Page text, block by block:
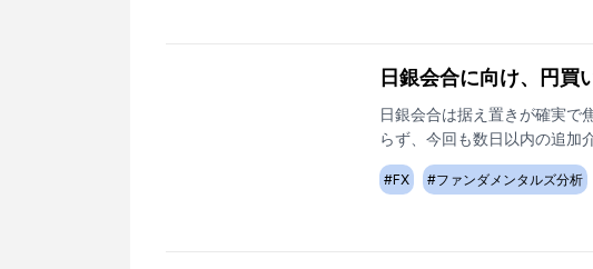
日銀会合に向け、円買
日銀会合は据え置きが確実で
らず、今回も数日以内の追加
#FX #ファンダメンタルズ分析